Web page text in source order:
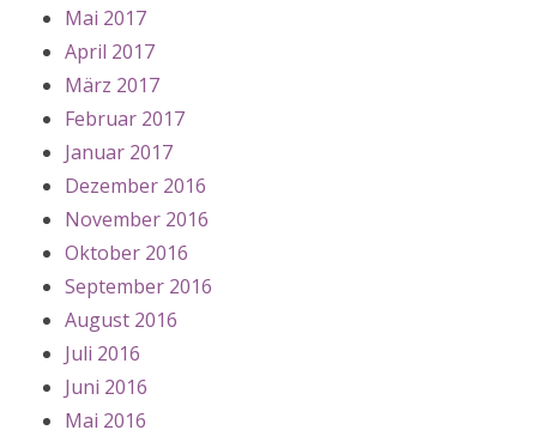
Mai 2017
April 2017
März 2017
Februar 2017
Januar 2017
Dezember 2016
November 2016
Oktober 2016
September 2016
August 2016
Juli 2016
Juni 2016
Mai 2016